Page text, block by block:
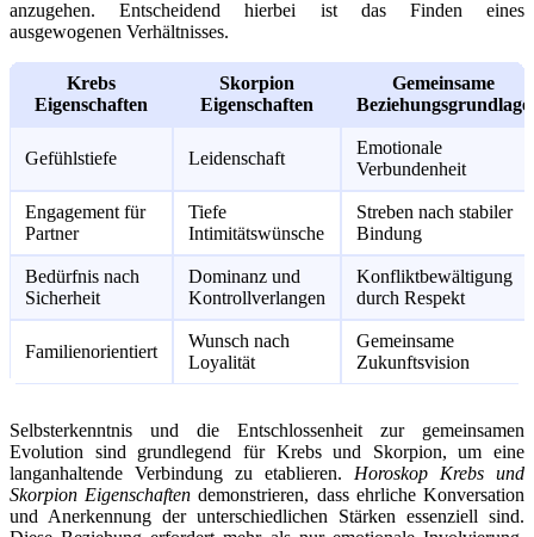
anzugehen. Entscheidend hierbei ist das Finden eines
ausgewogenen Verhältnisses.
Krebs
Eigenschaften
Skorpion
Eigenschaften
Gemeinsame
Beziehungsgrundlage
Gefühlstiefe Leidenschaft
Emotionale
Verbundenheit
Engagement für
Partner
Tiefe
Intimitätswünsche
Streben nach stabiler
Bindung
Bedürfnis nach
Sicherheit
Dominanz und
Kontrollverlangen
Konfliktbewältigung
durch Respekt
Familienorientiert
Wunsch nach
Loyalität
Gemeinsame
Zukunftsvision
Selbsterkenntnis und die Entschlossenheit zur gemeinsamen
Evolution sind grundlegend für Krebs und Skorpion, um eine
langanhaltende Verbindung zu etablieren. Horoskop Krebs und
Skorpion Eigenschaften demonstrieren, dass ehrliche Konversation
und Anerkennung der unterschiedlichen Stärken essenziell sind.